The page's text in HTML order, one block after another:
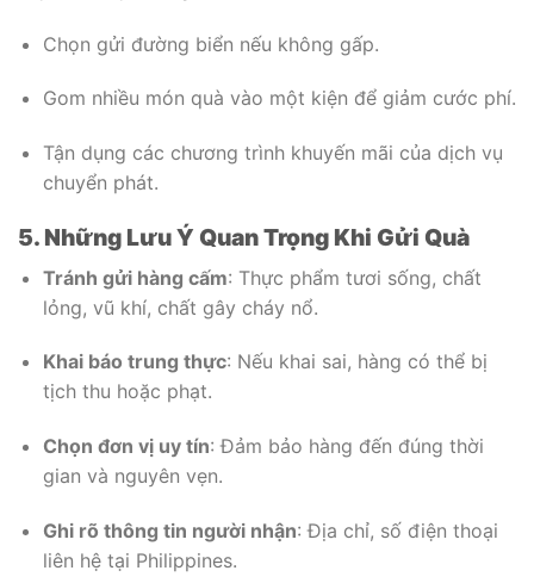
Chọn gửi đường biển nếu không gấp.
Gom nhiều món quà vào một kiện để giảm cước phí.
Tận dụng các chương trình khuyến mãi của dịch vụ
chuyển phát.
5. Những Lưu Ý Quan Trọng Khi Gửi Quà
Tránh gửi hàng cấm: Thực phẩm tươi sống, chất
lỏng, vũ khí, chất gây cháy nổ.
Khai báo trung thực: Nếu khai sai, hàng có thể bị
tịch thu hoặc phạt.
Chọn đơn vị uy tín: Đảm bảo hàng đến đúng thời
gian và nguyên vẹn.
Ghi rõ thông tin người nhận: Địa chỉ, số điện thoại
liên hệ tại Philippines.